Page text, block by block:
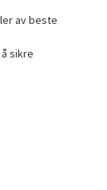
av beste
sikre